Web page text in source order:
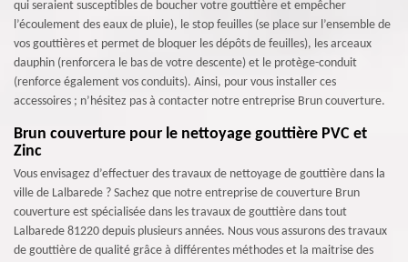
qui seraient susceptibles de boucher votre gouttière et empêcher
l’écoulement des eaux de pluie), le stop feuilles (se place sur l’ensemble de
vos gouttières et permet de bloquer les dépôts de feuilles), les arceaux
dauphin (renforcera le bas de votre descente) et le protège-conduit
(renforce également vos conduits). Ainsi, pour vous installer ces
accessoires ; n’hésitez pas à contacter notre entreprise Brun couverture.
Brun couverture pour le nettoyage gouttière PVC et
Zinc
Vous envisagez d’effectuer des travaux de nettoyage de gouttière dans la
ville de Lalbarede ? Sachez que notre entreprise de couverture Brun
couverture est spécialisée dans les travaux de gouttière dans tout
Lalbarede 81220 depuis plusieurs années. Nous vous assurons des travaux
de gouttière de qualité grâce à différentes méthodes et la maitrise des